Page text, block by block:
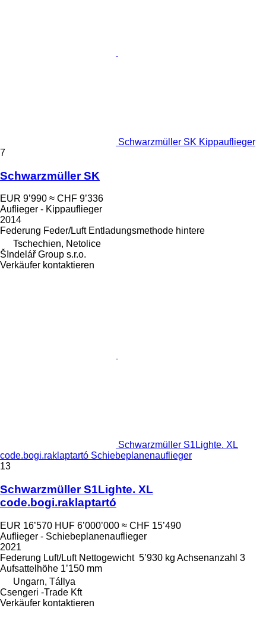
Schwarzmüller SK Kippauflieger
7
Schwarzmüller SK
EUR 9’990 ≈ CHF 9’336
Auflieger - Kippauflieger
2014
Federung Feder/Luft Entladungsmethode hintere
Tschechien, Netolice
ŠIndelář Group s.r.o.
Verkäufer kontaktieren
Schwarzmüller S1Lighte. XL
code.bogi.raklaptartó Schiebeplanenauflieger
13
Schwarzmüller S1Lighte. XL
code.bogi.raklaptartó
EUR 16’570 HUF 6’000’000 ≈ CHF 15’490
Auflieger - Schiebeplanenauflieger
2021
Federung Luft/Luft Nettogewicht 5’930 kg Achsenanzahl 3
Aufsattelhöhe 1’150 mm
Ungarn, Tállya
Csengeri -Trade Kft
Verkäufer kontaktieren